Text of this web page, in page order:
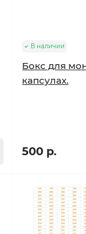
В наличии
Бокс для
капсулах.
500 р.